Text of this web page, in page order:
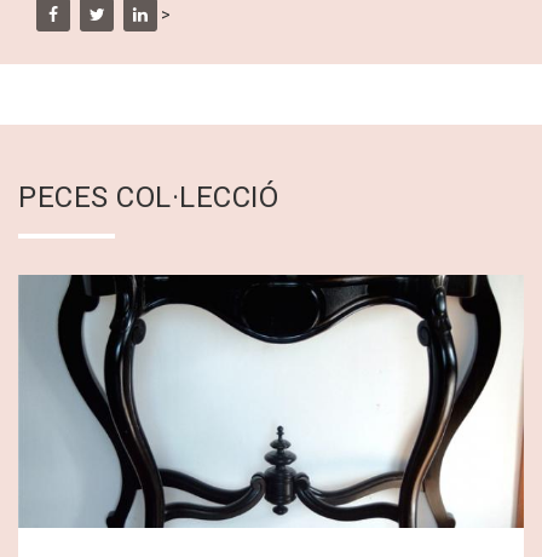
>
PECES COL·LECCIÓ